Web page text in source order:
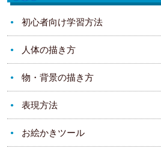
初心者向け学習方法
人体の描き方
物・背景の描き方
表現方法
お絵かきツール